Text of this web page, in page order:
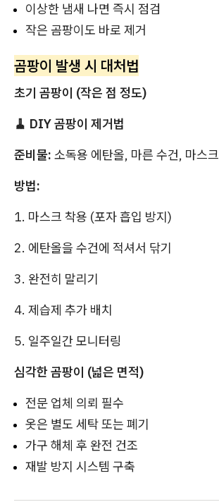
이상한 냄새 나면 즉시 점검
작은 곰팡이도 바로 제거
곰팡이 발생 시 대처법
초기 곰팡이 (작은 점 정도)
🧹 DIY 곰팡이 제거법
준비물: 소독용 에탄올, 마른 수건, 마스크
방법:
1. 마스크 착용 (포자 흡입 방지)
2. 에탄올을 수건에 적셔서 닦기
3. 완전히 말리기
4. 제습제 추가 배치
5. 일주일간 모니터링
심각한 곰팡이 (넓은 면적)
전문 업체 의뢰 필수
옷은 별도 세탁 또는 폐기
가구 해체 후 완전 건조
재발 방지 시스템 구축